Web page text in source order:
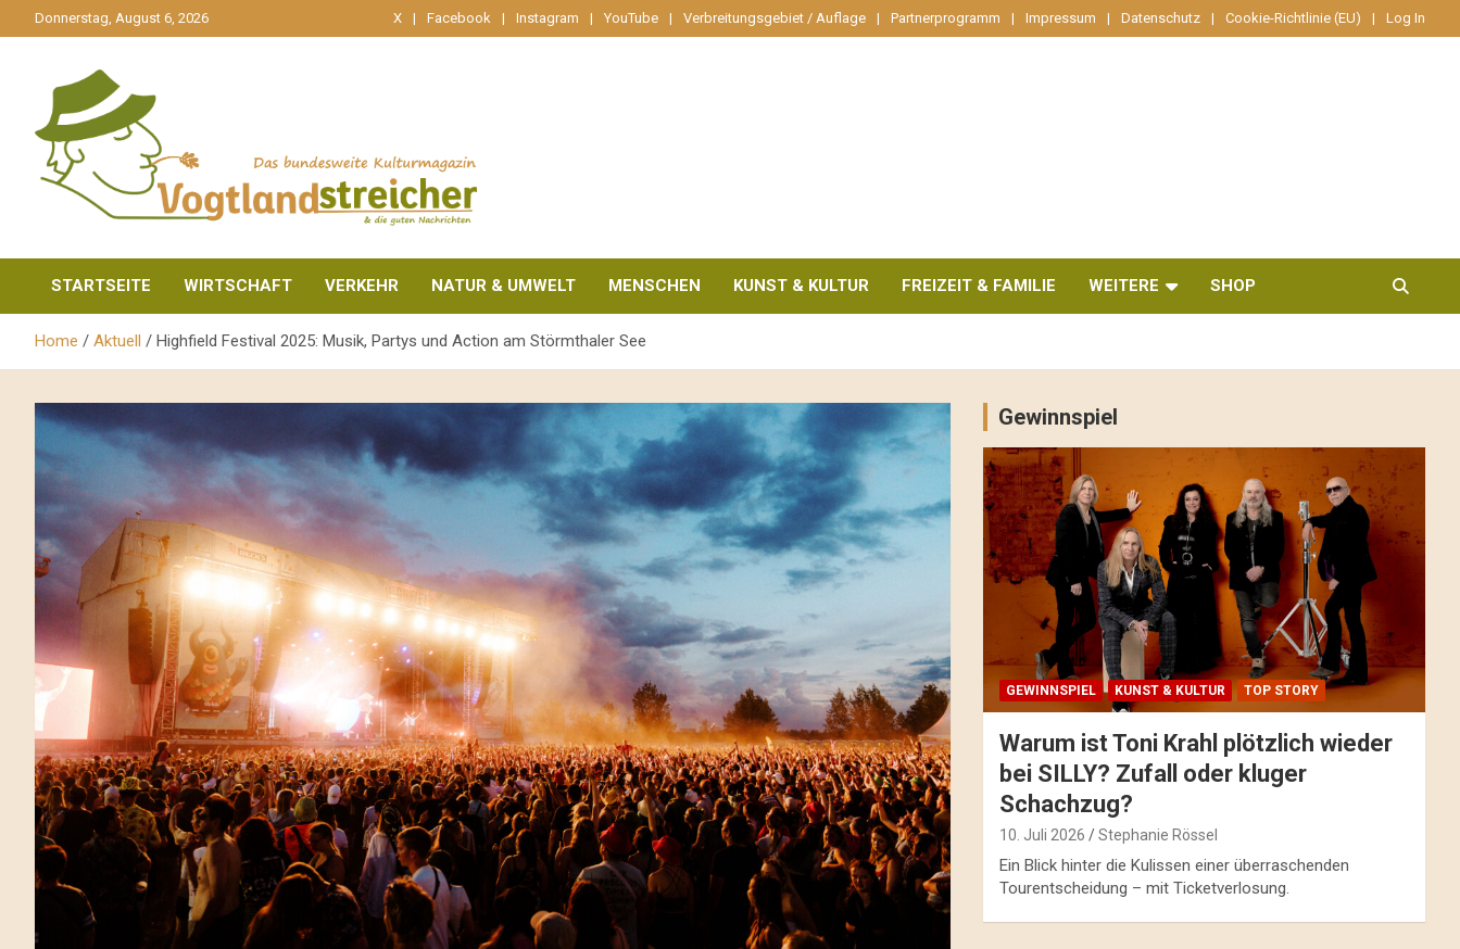
zum
Donnerstag, August 6, 2026 X Facebook Instagram YouTube Verbreitungsgebiet / Auflage Partnerprogramm Impressum Datenschutz Cookie-Richtlinie (EU) Log In
Vogtlandstreicher
STARTSEITE WIRTSCHAFT VERKEHR NATUR & UMWELT MENSCHEN KUNST & KULTUR FREIZEIT & FAMILIE WEITERE SHOP
Home Aktuell Highfield Festival 2025: Musik, Partys und Action am Störmthaler See
Gewinnspiel
GEWINNSPIEL KUNST & KULTUR TOP STORY
Warum ist Toni Krahl plötzlich wieder
bei SILLY? Zufall oder kluger
Schachzug?
10. Juli 2026 Stephanie Rössel
Ein Blick hinter die Kulissen einer überraschenden
Tourentscheidung – mit Ticketverlosung.